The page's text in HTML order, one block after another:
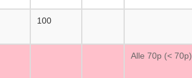
100
Alle 70p (< 70p)